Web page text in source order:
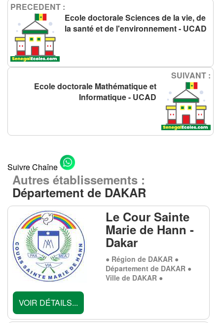
PRECEDENT :
Ecole doctorale Sciences de la vie, de
la santé et de l'environnement - UCAD
SUIVANT :
Ecole doctorale Mathématique et
Informatique - UCAD
Suivre Chaîne
Autres établissements :
Département de DAKAR
Le Cour Sainte
Marie de Hann -
Dakar
● Région de DAKAR ●
Département de DAKAR ●
Ville de DAKAR ●
VOIR DÉTAILS...